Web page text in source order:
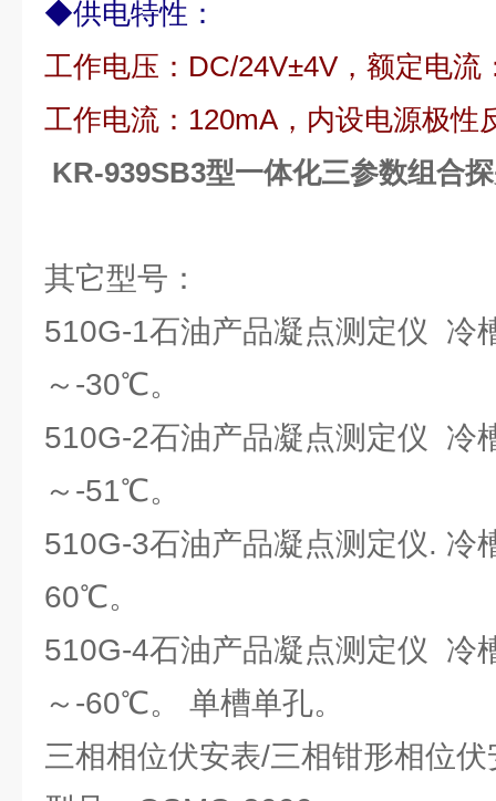
◆供电特性：
工作电压： DC/24V±4V ，额定电流
工作电流： 120mA，内设电源极性
KR-939SB3型一体化三参数组合
其它型号：
510G-1石油产品凝点测定仪
～-30℃。
510G-2石油产品凝点测定仪
～-51℃。
510G-3石油产品凝点测定仪.
60℃。
510G-4石油产品凝点测定仪
～-60℃。 单槽单孔。
三相相位伏安表/三相钳形相位